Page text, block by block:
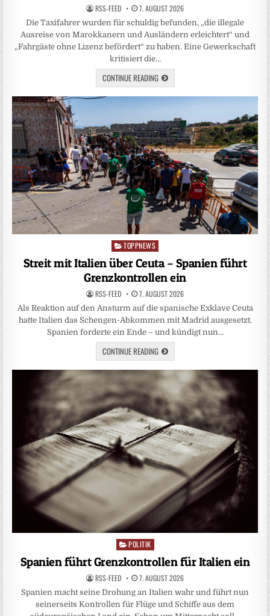
RSS-FEED 7. AUGUST 2026
Die Taxifahrer wurden für schuldig befunden, „die illegale
Ausreise von Marokkanern und Ausländern erleichtert“ und
„Fahrgäste ohne Lizenz befördert“ zu haben. Eine Gewerkschaft
kritisiert die…
CONTINUE READING
Posted
in
TOPPNEWS
Streit mit Italien über Ceuta – Spanien führt
Grenzkontrollen ein
RSS-FEED 7. AUGUST 2026
Als Reaktion auf den Ansturm auf die spanische Exklave Ceuta
hatte Italien das Schengen-Abkommen mit Madrid ausgesetzt.
Spanien forderte ein Ende – und kündigt nun…
CONTINUE READING
Posted
POLITIK
Spanien führt Grenzkontrollen für Italien ein
RSS-FEED 7. AUGUST 2026
Spanien macht seine Drohung an Italien wahr und führt nun
seinerseits Kontrollen für Flüge und Schiffe aus dem